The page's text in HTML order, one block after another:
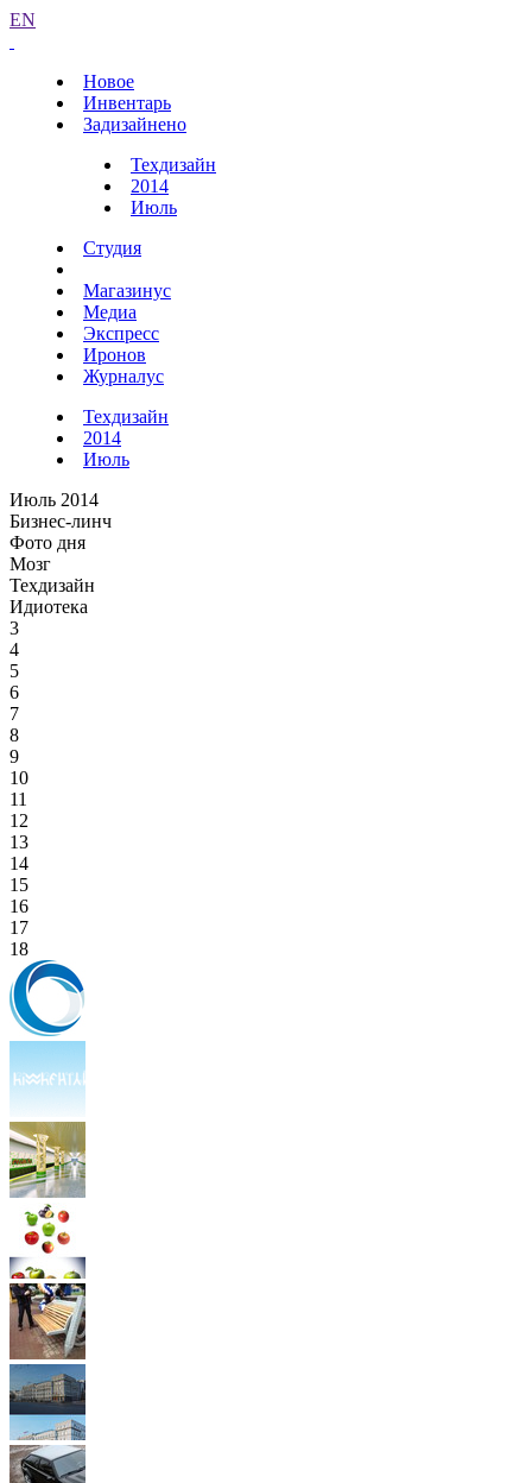
EN
Новое
Инвентарь
Задизайнено
Техдизайн
2014
Июль
Студия
Магазинус
Медиа
Экспресс
Иронов
Журналус
Техдизайн
2014
Июль
Июль 2014
Бизнес-линч
Фото дня
Мозг
Техдизайн
Идиотека
3
4
5
6
7
8
9
10
11
12
13
14
15
16
17
18